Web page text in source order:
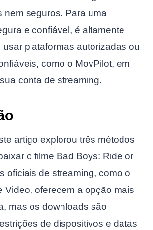
nem seguros. Para uma
e confiável, é altamente
usar plataformas autorizadas ou
como o MovPilot, em
conta de streaming.
artigo explorou três métodos
o filme Bad Boys: Ride or
oficiais de streaming, como o
Video, oferecem a opção mais
mas os downloads são
de dispositivos e datas